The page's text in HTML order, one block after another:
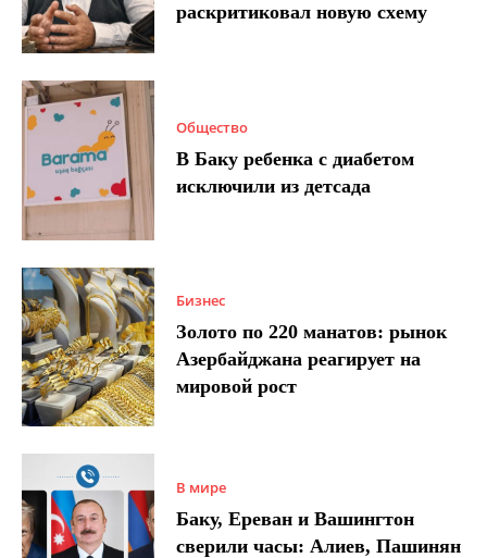
раскритиковал новую схему
Общество
В Баку ребенка с диабетом
исключили из детсада
Бизнес
Золото по 220 манатов: рынок
Азербайджана реагирует на
мировой рост
В мире
Баку, Ереван и Вашингтон
сверили часы: Алиев, Пашинян